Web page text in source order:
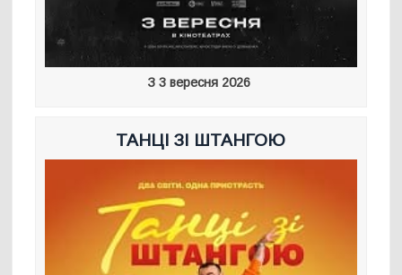
З 3 вересня 2026
ТАНЦІ ЗІ ШТАНГОЮ